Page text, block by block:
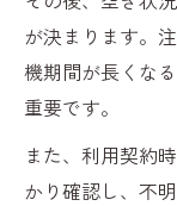
が決まります。
機期間が長くな
重要です。
また、利用契約
かり確認し、不